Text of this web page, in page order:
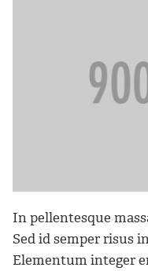
In pellentesque
Sed id semper risus
Elementum integer